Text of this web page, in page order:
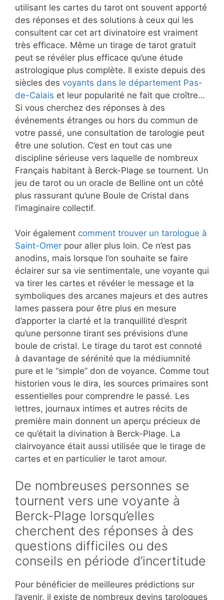
utilisant les cartes du tarot ont souvent apporté
des réponses et des solutions à ceux qui les
consultent car cet art divinatoire est vraiment
très efficace. Même un tirage de tarot gratuit
peut se révéler plus efficace qu’une étude
astrologique plus complète. Il existe depuis des
siècles des voyants dans le département Pas-
de-Calais et leur popularité ne fait que croître…
Si vous cherchez des réponses à des
événements étranges ou hors du commun de
votre passé, une consultation de tarologie peut
être une solution. C’est en tout cas une
discipline sérieuse vers laquelle de nombreux
Français habitant à Berck-Plage se tournent. Un
jeu de tarot ou un oracle de Belline ont un côté
plus rassurant qu’une Boule de Cristal dans
l’imaginaire collectif.
Voir également comment trouver un tarologue à
Saint-Omer pour aller plus loin. Ce n’est pas
anodins, mais lorsque l’on souhaite se faire
éclairer sur sa vie sentimentale, une voyante qui
va tirer les cartes et révéler le message et la
symboliques des arcanes majeurs et des autres
lames passera pour être plus en mesure
d’apporter la clarté et la tranquillité d’esprit
qu’une personne tirant ses prévisions d’une
boule de cristal. Le tirage du tarot est connoté
à davantage de sérénité que la médiumnité
pure et le “simple” don de voyance. Comme tout
historien vous le dira, les sources primaires sont
essentielles pour comprendre le passé. Les
lettres, journaux intimes et autres récits de
première main donnent un aperçu précieux de
ce qu’était la divination à Berck-Plage. La
clairvoyance était aussi utilisée que le tirage de
cartes et en particulier le tarot amour.
De nombreuses personnes se
tournent vers une voyante à
Berck-Plage lorsqu’elles
cherchent des réponses à des
questions difficiles ou des
conseils en période d’incertitude
Pour bénéficier de meilleures prédictions sur
l’avenir, il existe de nombreux devins tarologues